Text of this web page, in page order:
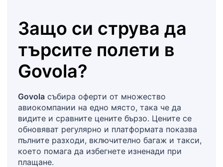
Защо си струва да
търсите полети в
Govola?
Govola събира оферти от множество
авиокомпании на едно място, така че да
видите и сравните цените бързо. Цените се
обновяват регулярно и платформата показва
пълните разходи, включително багаж и такси,
което помага да избегнете изненади при
плащане.